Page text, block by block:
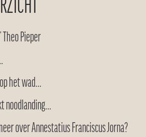
Pieper
het wad…
noodlanding…
over Annestatius Franciscus Jorna?